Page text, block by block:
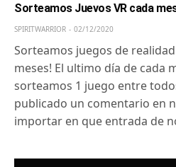
Sorteamos Juevos VR cada
SPIRITWARRIOR 02/12/2020
Sorteamos juegos de
meses! El ultimo día de cada
sorteamos 1 juego entre
publicado un comentario en
importar en que entrada de